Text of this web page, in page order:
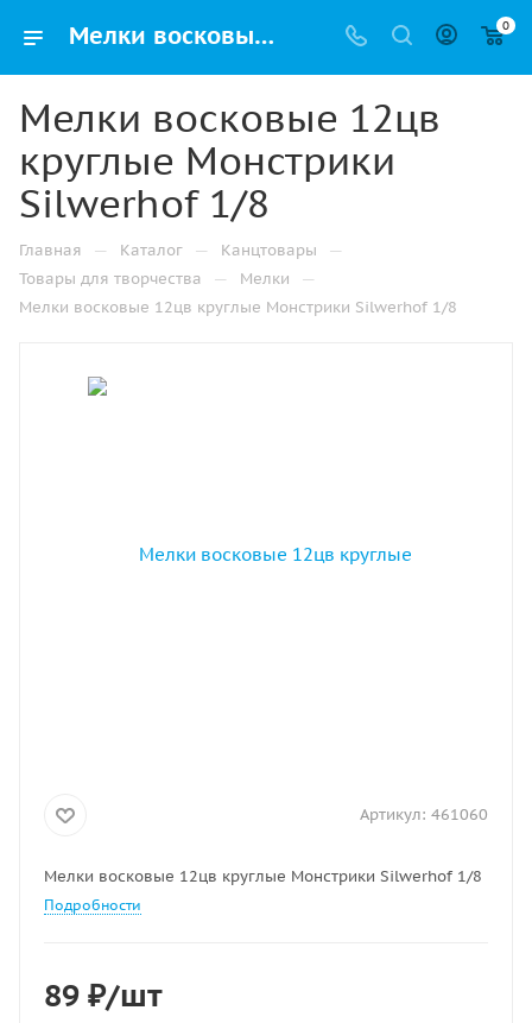
Мелки восковые 12цв круглые Монстрики Silwerhof 1/8 купить оптом и в розницу в Казани 0
Мелки восковые 12цв
круглые Монстрики
Silwerhof 1/8
Главная — Каталог — Канцтовары —
Товары для творчества — Мелки —
Мелки восковые 12цв круглые Монстрики Silwerhof 1/8
Артикул: 461060
Мелки восковые 12цв круглые Монстрики Silwerhof 1/8
Подробности
89 ₽/шт